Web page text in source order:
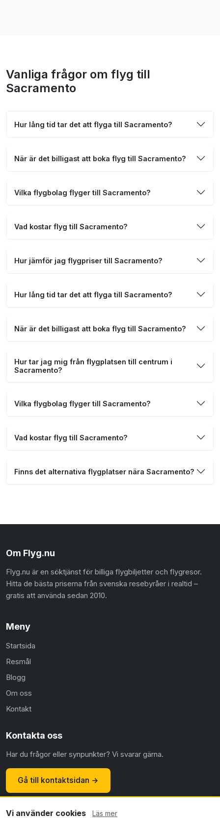
Vanliga frågor om flyg till
Sacramento
Hur lång tid tar det att flyga till Sacramento?
När är det billigast att boka flyg till Sacramento?
Vilka flygbolag flyger till Sacramento?
Vad kostar flyg till Sacramento?
Hur jämför jag flygpriser till Sacramento?
Hur lång tid tar det att flyga till Sacramento?
När är det billigast att boka flyg till Sacramento?
Hur tar jag mig från flygplatsen till centrum i
Sacramento?
Vilka flygbolag flyger till Sacramento?
Vad kostar flyg till Sacramento?
Finns det alternativa flygplatser nära Sacramento?
Om Flyg.nu
Flyg.nu är en söktjänst för billiga flygbiljetter och flygresor.
Hitta de bästa priserna från svenska resebyråer i realtid –
gratis att använda sedan 2010.
Meny
Startsida
Resmål
Blogg
Om oss
Kontakt
Kontakta oss
Har du frågor eller synpunkter? Vi svarar gärna.
Gå till kontaktsidan →
Vi använder cookies Läs mer